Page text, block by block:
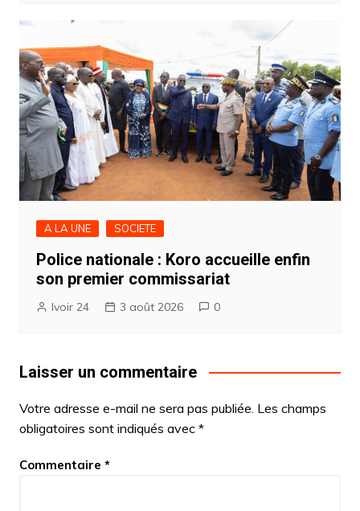
A LA UNE SOCIETE
Police nationale : Koro accueille enfin
son premier commissariat
Ivoir 24 3 août 2026 0
Laisser un commentaire
Votre adresse e-mail ne sera pas publiée. Les champs
obligatoires sont indiqués avec *
Commentaire *